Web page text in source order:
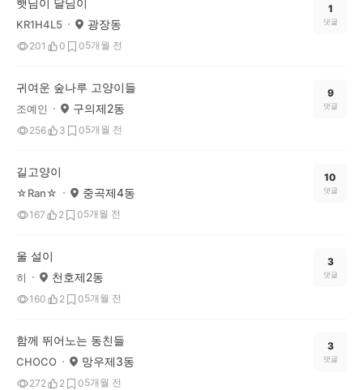
햇님이 달님이
KR1H4L5 광장동
201 0 05개월 전
1
댓글
귀여운 숲나루 고양이들
조예인 구의제2동
256 3 05개월 전
9
댓글
길고양이
☆Ran☆ 중곡제4동
167 2 05개월 전
10
댓글
울 설이
히 천호제2동
160 2 05개월 전
3
댓글
함께 뛰어노는 동친들
CHOCO 망우제3동
272 2 05개월 전
3
댓글